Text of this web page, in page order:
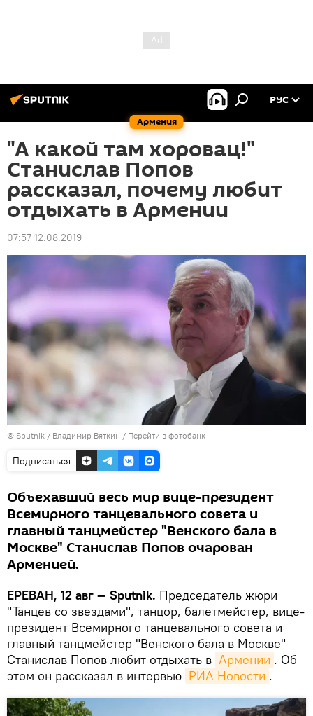
Армения
РУС
"А какой там хоровац!"
Станислав Попов
рассказал, почему любит
отдыхать в Армении
07:57 12.08.2019
© Sputnik / Владимир Вяткин / Перейти в фотобанк
Подписаться
Объехавший весь мир вице-президент
Всемирного танцевального совета и
главный танцмейстер "Венского бала в
Москве" Станислав Попов очарован
Арменией.
ЕРЕВАН, 12 авг — Sputnik. Председатель жюри
"Танцев со звездами", танцор, балетмейстер, вице-
президент Всемирного танцевального совета и
главный танцмейстер "Венского бала в Москве"
Станислав Попов любит отдыхать в Армении . Об
этом он рассказал в интервью РИА Новости .